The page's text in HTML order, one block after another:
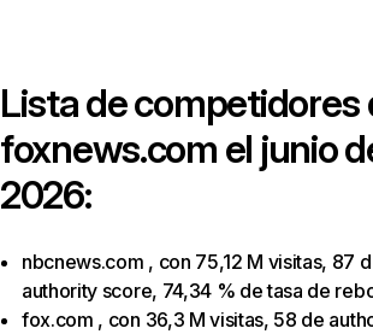
Lista de competidores
foxnews.com el junio
2026:
nbcnews.com , con 75,12 M visitas, 87
authority score, 74,34 % de tasa de
fox.com , con 36,3 M visitas, 58 de